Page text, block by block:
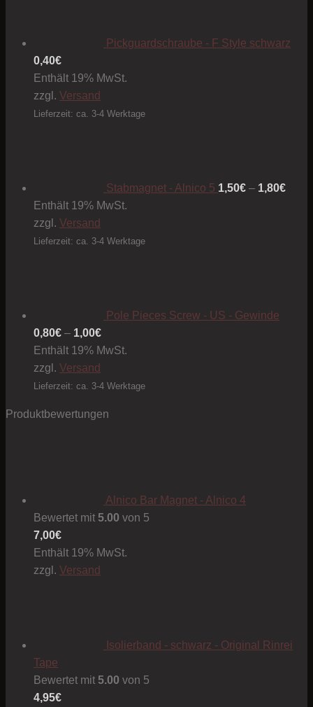
Pickguardschraube - F Style schwarz
0,40€
Enthält 19% MwSt.
zzgl. Versand
Lieferzeit: ca. 3-4 Werktage
Stabmagnet - Alnico 5 1,50€ – 1,80€1,80€
Enthält 19% MwSt.
zzgl. Versand
Lieferzeit: ca. 3-4 Werktage
Pole Pieces Screw - US - Gewinde
0,80€ – 1,00€Preisspanne:
0,80€
1,00€
Enthält 19% MwSt.
zzgl. Versand
Lieferzeit: ca. 3-4 Werktage
Produktbewertungen
Alnico Bar Magnet - Alnico 4
Bewertet mit 5.00 von 5
7,00€
Enthält 19% MwSt.
zzgl. Versand
Isolierband - schwarz - Original Rinrei
Tape
Bewertet mit 5.00 von 5
4,95€